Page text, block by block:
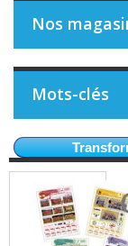
Nos
Mots-clés